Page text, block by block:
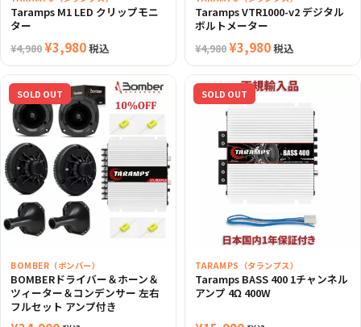
Taramps M1 LED クリップモニ
ター
¥4,980元
価
格
は
¥4,980
で
し
た。
¥3,980現
の
価
格
は
¥3,980
で
す。
税込
Taramps VTR1000-v2 デジタル
ボルトメーター
¥4,980元
価
格
は
¥4,980
で
し
¥3,980現
の
格
は
¥3,980
で
税込
SOLD OUT
BOMBER（ボンバー）
BOMBERドライバー＆ホーン＆
ツィーター＆コンデンサー 左右
フルセット アンプ付き
SOLD OUT
TARAMPS（タランプス）
Taramps BASS 400 1チャンネル
アンプ 4Ω 400W